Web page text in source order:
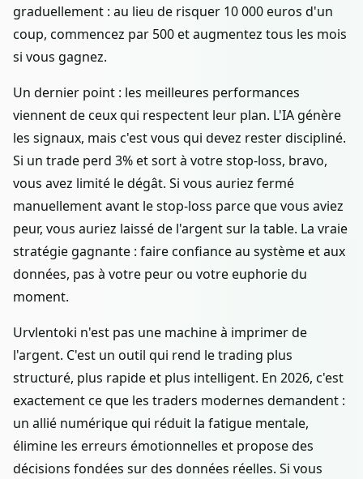
graduellement : au lieu de risquer 10 000 euros d'un
coup, commencez par 500 et augmentez tous les mois
si vous gagnez.
Un dernier point : les meilleures performances
viennent de ceux qui respectent leur plan. L'IA génère
les signaux, mais c'est vous qui devez rester discipliné.
Si un trade perd 3% et sort à votre stop-loss, bravo,
vous avez limité le dégât. Si vous auriez fermé
manuellement avant le stop-loss parce que vous aviez
peur, vous auriez laissé de l'argent sur la table. La vraie
stratégie gagnante : faire confiance au système et aux
données, pas à votre peur ou votre euphorie du
moment.
Urvlentoki n'est pas une machine à imprimer de
l'argent. C'est un outil qui rend le trading plus
structuré, plus rapide et plus intelligent. En 2026, c'est
exactement ce que les traders modernes demandent :
un allié numérique qui réduit la fatigue mentale,
élimine les erreurs émotionnelles et propose des
décisions fondées sur des données réelles. Si vous